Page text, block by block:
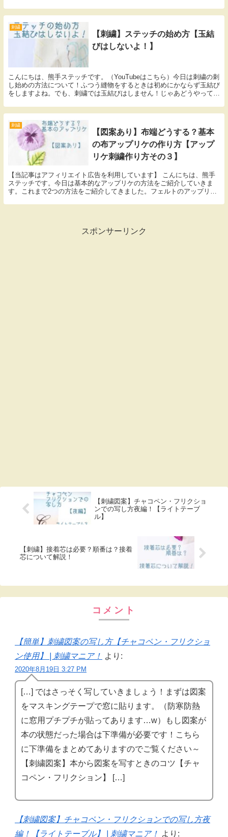
刺繍
【刺繍】ステッチの始め方【玉結
びはしないよ！】
こんにちは、熊手ステッチです。（YouTubeはこちら）今日は刺繍の刺
し始めの方法について！ふつう縫物をするときは初めにかならず玉結び
をしますよね。でも、刺繍では玉結びはしません！じゃあどうやって糸
刺繍
【図案あり】布端どうする？基本
の布アップリケの作り方【アップ
リケ刺繍作り方その３】
【当記事はアフィリエイト広告を利用しています】 こんにちは、熊手
ステッチです。今日は基本的なアップリケの方法をご紹介していきま
す。これまで2つの方法をご紹介してきました。フェルトのアップリケ
スポンサーリンク
【刺繍図案】チャコペン・フリクショ
ンでの写し方夜編！【ライトテーブ
ル】
【刺繍】接着芯は必要？順番は？接着
芯について解説！
コメント
【簡単】刺繍図案の写し方【チャコペン・フリクショ
ン使用】 | 刺繍マニア！ より:
2020年8月19日 3:27 PM
[…] ではさっそく写していきましょう！まずは図案
をマスキングテープで窓に貼ります。（防寒防熱
に窓用プチプチが貼ってあります…w）もし図案が
本の状態だった場合は下準備が必要です！こちら
に下準備をまとめてありますのでご覧ください～
【刺繍図案】本から図案を写すときのコツ【チャ
コペン・フリクション】 […]
【刺繍図案】チャコペン・フリクションでの写し方夜
編！【ライトテーブル】 | 刺繍マニア！ より: